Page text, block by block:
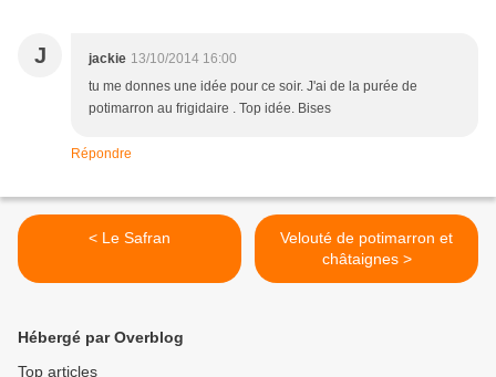
J jackie 13/10/2014 16:00
tu me donnes une idée pour ce soir. J'ai de la purée de
potimarron au frigidaire . Top idée. Bises
Répondre
< Le Safran
Velouté de potimarron et
châtaignes >
Hébergé par Overblog
Top articles